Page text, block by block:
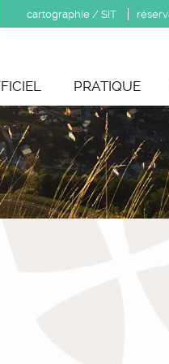
cartographie / SIT
PRATIQUE